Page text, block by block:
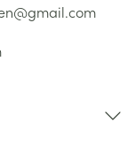
gmail.com